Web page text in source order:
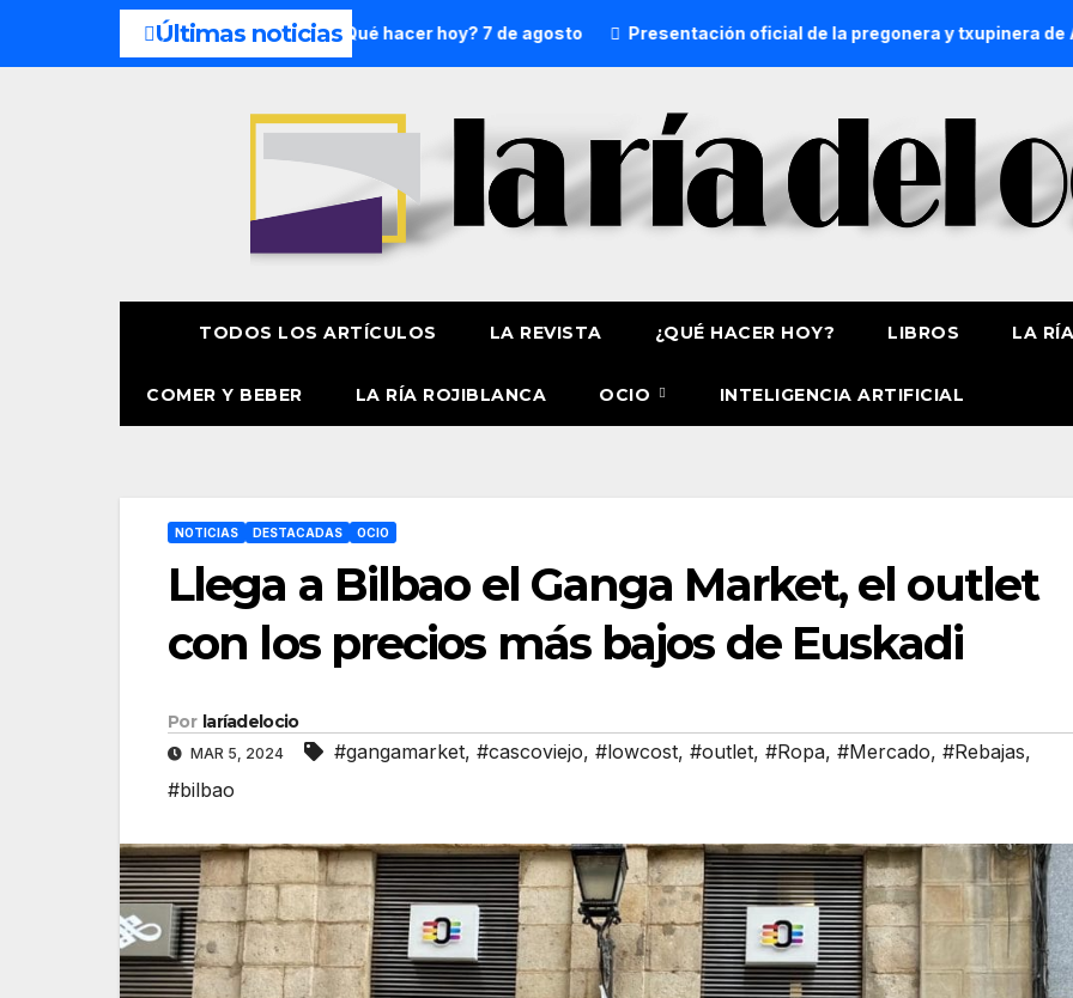
Últimas noticias
8 y 9 de agosto ¿Qué hacer hoy? 7 de agosto Presentación oficial de la pregonera y txupinera de Aste
TODOS LOS ARTÍCULOS LA REVISTA ¿QUÉ HACER HOY? LIBROS LA
COMER Y BEBER LA RÍA ROJIBLANCA OCIO INTELIGENCIA ARTIFICIAL
NOTICIAS DESTACADAS OCIO
Llega a Bilbao el Ganga Market, el outlet
con los precios más bajos de Euskadi
Por laríadelocio
MAR 5, 2024 #gangamarket, #cascoviejo, #lowcost, #outlet, #Ropa, #Mercado, #Rebajas,
#bilbao